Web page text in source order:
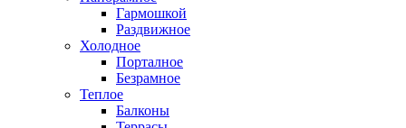
Гармошкой
Раздвижное
Холодное
Порталное
Безрамное
Теплое
Балконы